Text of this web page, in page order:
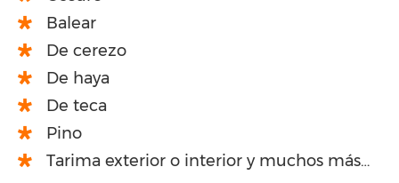
Balear
De cerezo
De haya
De teca
Pino
Tarima exterior o interior y muchos más…